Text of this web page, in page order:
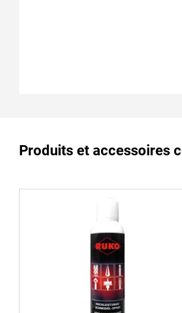
Produits et accessoires